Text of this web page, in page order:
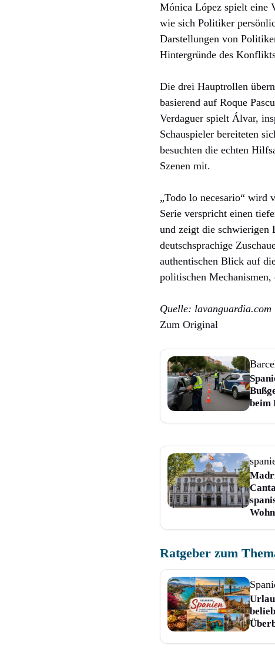
Mónica López spielt eine
wie sich Politiker
Darstellungen von
Hintergründe des
Die drei Hauptrollen
basierend auf Roque
Verdaguer spielt Álvar,
Schauspieler bereiteten
besuchten die echten
Szenen mit.
„Todo lo necesario“ wird
Serie verspricht einen
und zeigt die schwierigen
deutschsprachige
authentischen Blick auf
politischen Mechanismen,
Quelle: lavanguardia.com
Zum Original
beim
Ratgeber zum